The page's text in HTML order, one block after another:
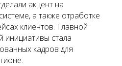
акцент на
а также отработке
клиентов. Главной
инициативы стала
кадров для